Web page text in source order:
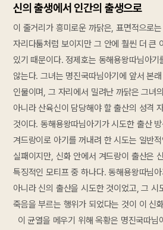
신의 출생에서 인간의 출생으로
이 줄거리가 흥미로운 까닭은, 표면적으로
자리다툼처럼 보이지만 그 안에 훨씬 더 큰
있기 때문이다. 정제호는 동해용왕따님아기
않는다. 그녀는 명진국따님아기에 앞서 본
인물이며, 그 자리에서 밀려난 까닭은 그녀
아니라 산육신이 담당해야 할 출산의 성격
것이다. 동해용왕따님아기가 시도한 출산
겨드랑이로 아기를 꺼내려 한 시도는 일반
실패이지만, 신화 안에서 겨드랑이 출산은
특징적인 모티프 중 하나다. 동해용왕따님
아니라 신의 출산을 시도한 것이었고, 그 시
죽음을 부르는 행위가 되었다는 것이 이 신
이 균열을 메우기 위해 옥황은 명진국따님